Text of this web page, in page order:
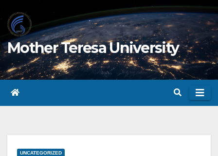
to
content
Mother Teresa University
UNCATEGORIZED